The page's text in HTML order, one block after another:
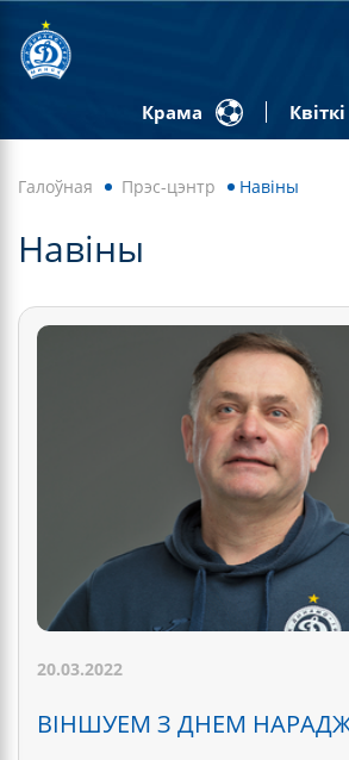
Крама Квіткі
Галоўная Прэс-цэнтр Навiны
Навiны
20.03.2022
ВІНШУЕМ З ДНЕМ